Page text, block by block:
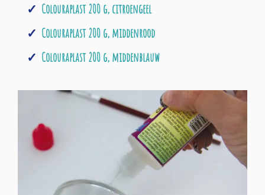
Colouraplast 200 g, citroengeel
Colouraplast 200 g, middenrood
Colouraplast 200 g, middenblauw